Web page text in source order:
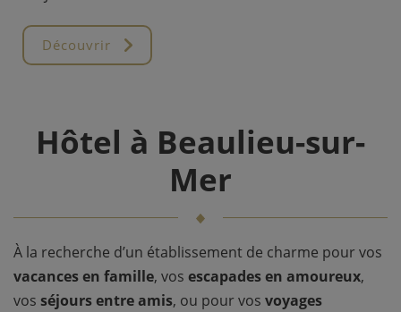
Découvrir
Hôtel à Beaulieu-sur-
Mer
À la recherche d’un établissement de charme pour vos
vacances en famille, vos escapades en amoureux,
vos séjours entre amis, ou pour vos voyages